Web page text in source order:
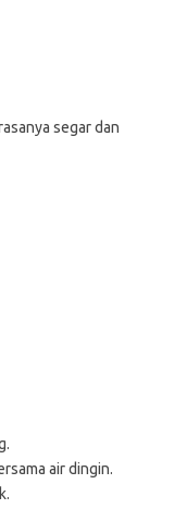
segar dan
air dingin.